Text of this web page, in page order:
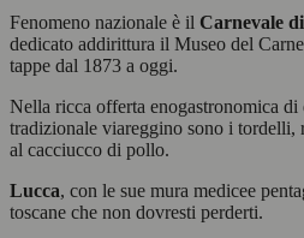
Fenomeno nazionale è il Carnevale
dedicato addirittura il Museo del
tappe dal 1873 a oggi.
Nella ricca offerta enogastronomica di
tradizionale viareggino sono i tordelli,
al cacciucco di pollo.
Lucca, con le sue mura medicee
toscane che non dovresti perderti.